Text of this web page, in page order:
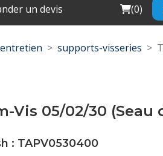
un devis Cart
(0)
supports-visseries
Vis 05/02/30 (Seau
: TAPV0530400